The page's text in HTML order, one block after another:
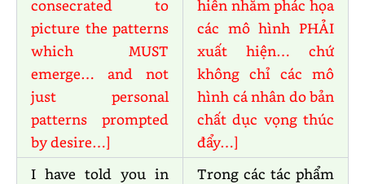
consecrated to
picture the patterns
which MUST
emerge… and not
just personal
patterns prompted
by desire…]
hiến nhằm phác họa
các mô hình PHẢI
xuất hiện… chứ
không chỉ các mô
hình cá nhân do bản
chất dục vọng thúc
đẩy…]
I have told you in
Trong các tác phẩm